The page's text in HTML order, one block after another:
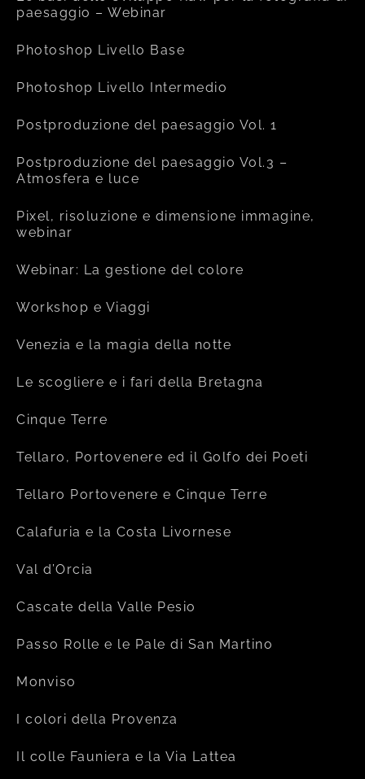
paesaggio – Webinar
Photoshop Livello Base
Photoshop Livello Intermedio
Postproduzione del paesaggio Vol. 1
Postproduzione del paesaggio Vol.3 –
Atmosfera e luce
Pixel, risoluzione e dimensione immagine,
webinar
Webinar: La gestione del colore
Workshop e Viaggi
Venezia e la magia della notte
Le scogliere e i fari della Bretagna
Cinque Terre
Tellaro, Portovenere ed il Golfo dei Poeti
Tellaro Portovenere e Cinque Terre
Calafuria e la Costa Livornese
Val d’Orcia
Cascate della Valle Pesio
Passo Rolle e le Pale di San Martino
Monviso
I colori della Provenza
Il colle Fauniera e la Via Lattea